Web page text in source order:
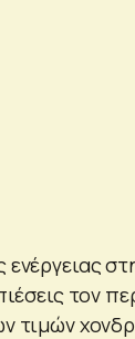
τον
τιμών